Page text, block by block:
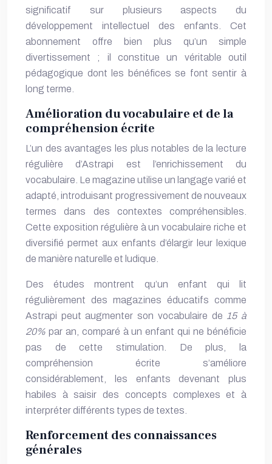
significatif sur plusieurs aspects du
développement intellectuel des enfants. Cet
abonnement offre bien plus qu’un simple
divertissement ; il constitue un véritable outil
pédagogique dont les bénéfices se font sentir à
long terme.
Amélioration du vocabulaire et de la
compréhension écrite
L’un des avantages les plus notables de la lecture
régulière d’Astrapi est l’enrichissement du
vocabulaire. Le magazine utilise un langage varié et
adapté, introduisant progressivement de nouveaux
termes dans des contextes compréhensibles.
Cette exposition régulière à un vocabulaire riche et
diversifié permet aux enfants d’élargir leur lexique
de manière naturelle et ludique.
Des études montrent qu’un enfant qui lit
régulièrement des magazines éducatifs comme
Astrapi peut augmenter son vocabulaire de 15 à
20% par an, comparé à un enfant qui ne bénéficie
pas de cette stimulation. De plus, la
compréhension écrite s’améliore
considérablement, les enfants devenant plus
habiles à saisir des concepts complexes et à
interpréter différents types de textes.
Renforcement des connaissances
générales